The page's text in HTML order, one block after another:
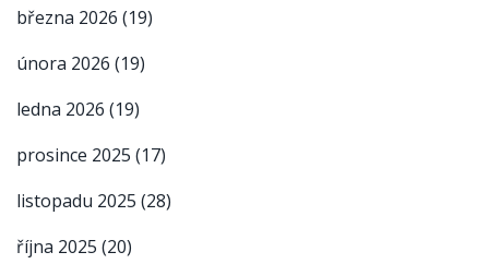
března 2026 (19)
února 2026 (19)
ledna 2026 (19)
prosince 2025 (17)
listopadu 2025 (28)
října 2025 (20)